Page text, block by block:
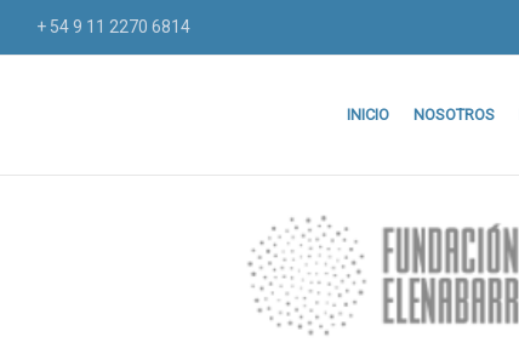
+ 54 9 11 2270 6814
INICIO NOSOTROS